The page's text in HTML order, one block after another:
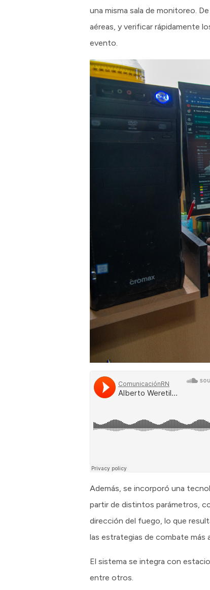
una misma sala de monitoreo.
aéreas, y verificar rápidamente
evento.
Además, se incorporó una
partir de distintos parámetros,
dirección del fuego, lo que
las estrategias de combate más
El sistema se integra con
entre otros.